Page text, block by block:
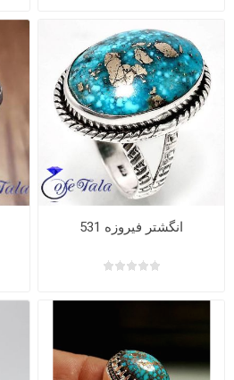
انگشتر فیروزه 531